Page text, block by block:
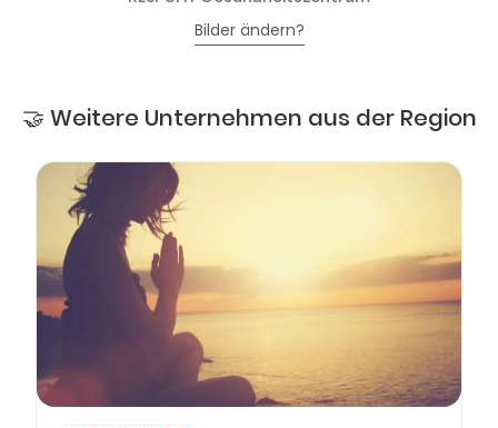
Bilder ändern?
🤝 Weitere Unternehmen aus der Region